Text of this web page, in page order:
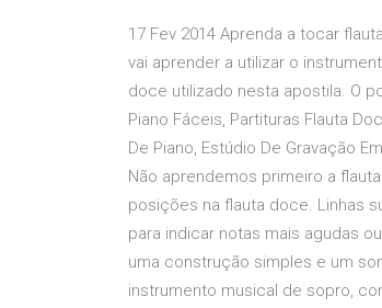
17 Fev 2014 Aprenda a tocar
vai aprender a utilizar o
doce utilizado nesta apostila. O
Piano Fáceis, Partituras Flauta
De Piano, Estúdio De Gravação
Não aprendemos primeiro a
posições na flauta doce. Linhas
para indicar notas mais agudas
uma construção simples e um
instrumento musical de sopro,